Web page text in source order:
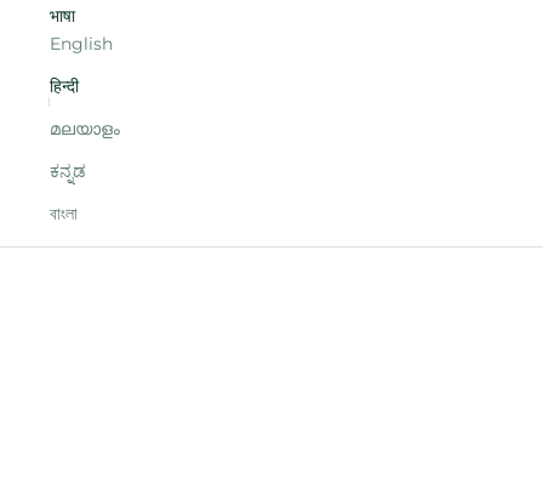
भाषा
English
हिन्दी
മലയാളം
ಕನ್ನಡ
বাংলা